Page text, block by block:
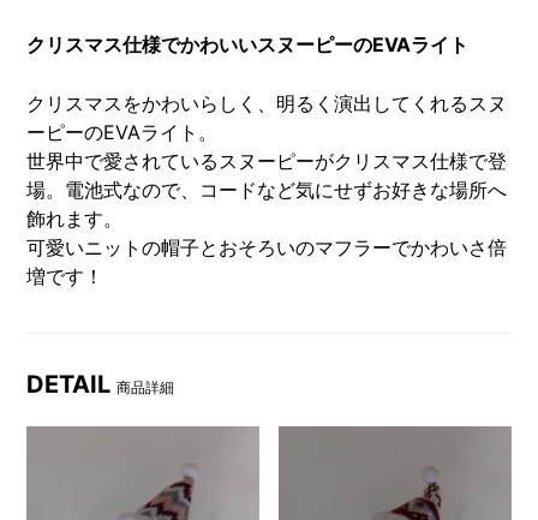
クリスマス仕様でかわいいスヌーピーのEVAライト
クリスマスをかわいらしく、明るく演出してくれるスヌ
ーピーのEVAライト。
世界中で愛されているスヌーピーがクリスマス仕様で登
場。電池式なので、コードなど気にせずお好きな場所へ
飾れます。
可愛いニットの帽子とおそろいのマフラーでかわいさ倍
増です！
DETAIL商品詳細